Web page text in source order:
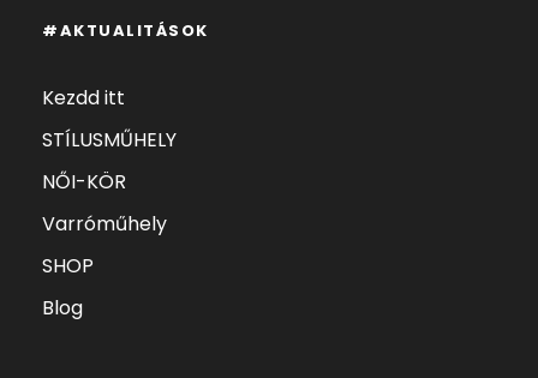
#AKTUALITÁSOK
Kezdd itt
STÍLUSMŰHELY
NŐI-KÖR
Varróműhely
SHOP
Blog